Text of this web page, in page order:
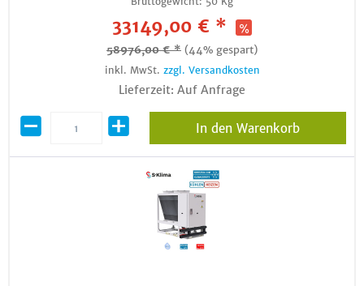
33149,00 € *
58976,00 € * (44% gespart)
inkl. MwSt. zzgl. Versandkosten
Lieferzeit: Auf Anfrage
In den Warenkorb